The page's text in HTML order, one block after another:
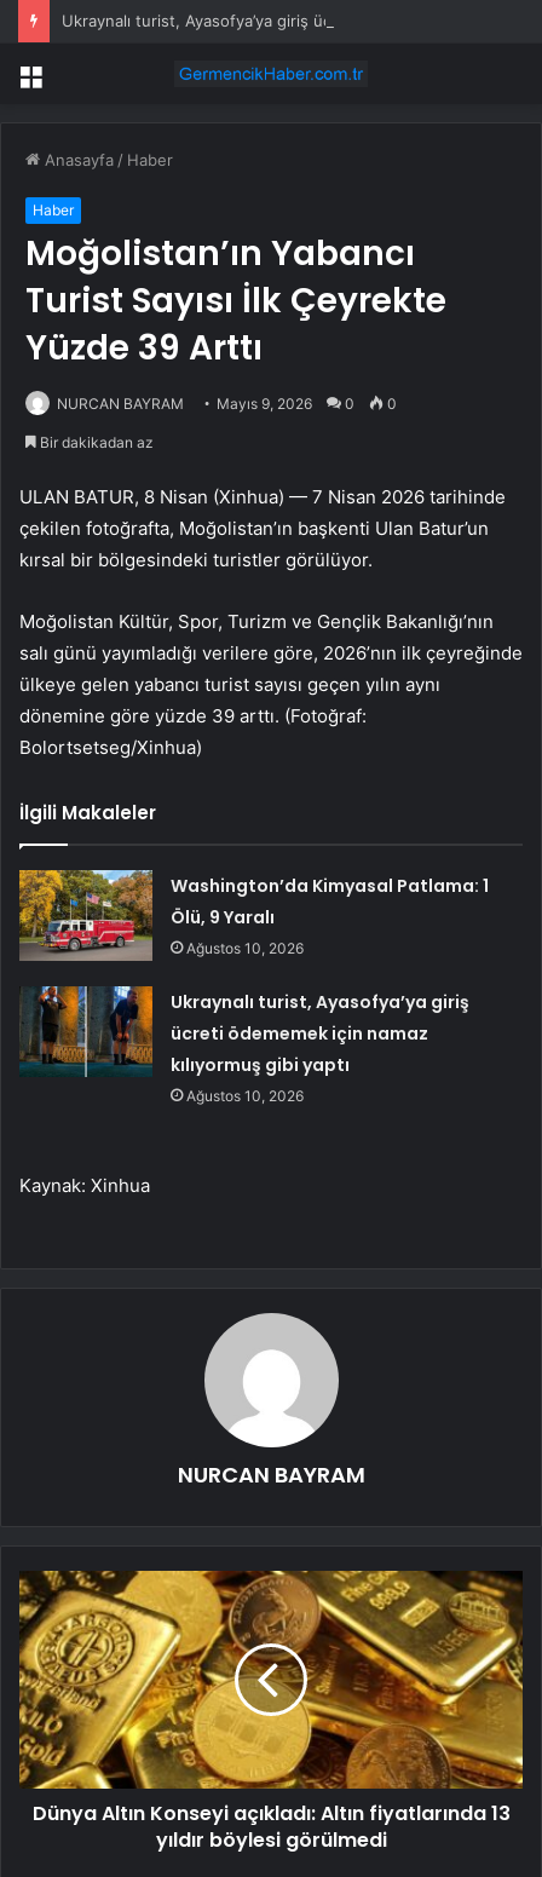
Menü
Anasayfa / Haber
Haber
Moğolistan’ın Yabancı
Turist Sayısı İlk Çeyrekte
Yüzde 39 Arttı
NURCAN BAYRAM Mayıs 9, 2026 0 0
Bir dakikadan az
ULAN BATUR, 8 Nisan (Xinhua) — 7 Nisan 2026 tarihinde
çekilen fotoğrafta, Moğolistan’ın başkenti Ulan Batur’un
kırsal bir bölgesindeki turistler görülüyor.
Moğolistan Kültür, Spor, Turizm ve Gençlik Bakanlığı’nın
salı günü yayımladığı verilere göre, 2026’nın ilk çeyreğinde
ülkeye gelen yabancı turist sayısı geçen yılın aynı
dönemine göre yüzde 39 arttı. (Fotoğraf:
Bolortsetseg/Xinhua)
İlgili Makaleler
Washington’da Kimyasal Patlama: 1
Ölü, 9 Yaralı
Ağustos 10, 2026
Ukraynalı turist, Ayasofya’ya giriş
ücreti ödememek için namaz
kılıyormuş gibi yaptı
Ağustos 10, 2026
Kaynak: Xinhua
NURCAN BAYRAM
Dünya Altın Konseyi açıkladı: Altın fiyatlarında 13
yıldır böylesi görülmedi